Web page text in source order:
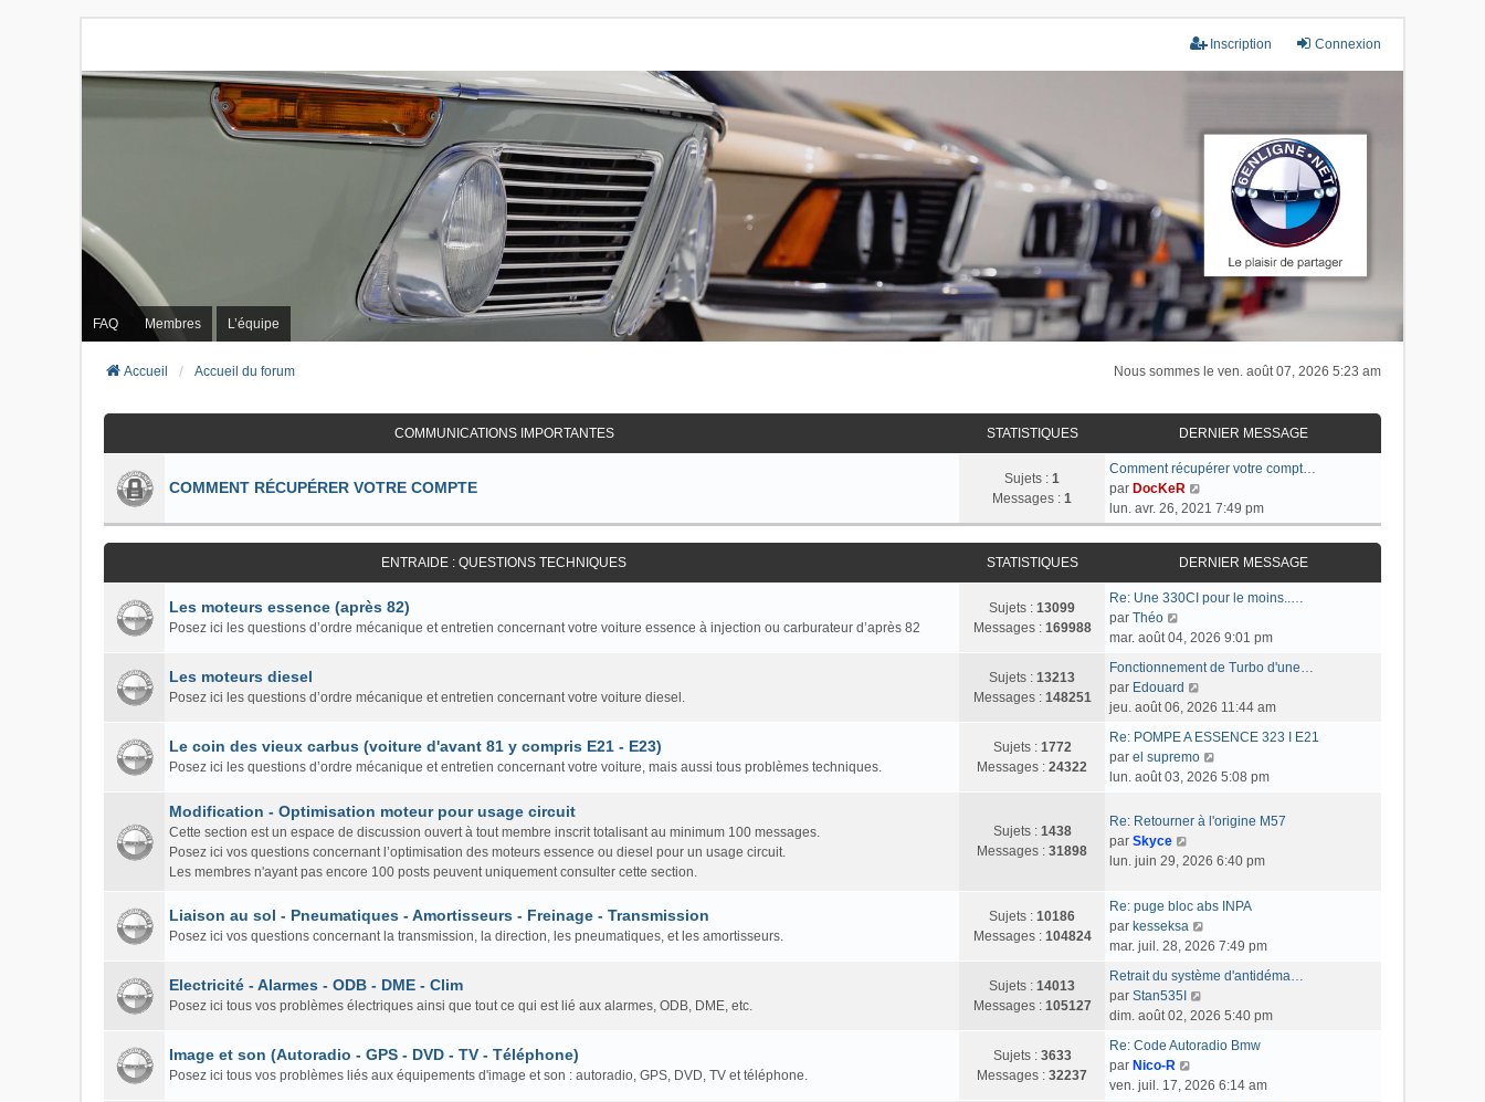
Connexion
Inscription
FAQ Membres L’équipe
Nous sommes le ven. août 07, 2026 5:23 am
Accueil Accueil du forum
COMMUNICATIONS IMPORTANTES STATISTIQUES DERNIER MESSAGE
COMMENT RÉCUPÉRER VOTRE COMPTE Sujets : 1
Messages : 1
Comment récupérer votre compt…
par DocKeR
o
n
s
u
l
t
r
l
d
r
n
i
r
e
s
a
g
lun. avr. 26, 2021 7:49 pm
ENTRAIDE : QUESTIONS TECHNIQUES STATISTIQUES DERNIER MESSAGE
Les moteurs essence (après 82)
Posez ici les questions d’ordre mécanique et entretien concernant votre voiture essence à injection ou carburateur d’après 82
Sujets : 13099
Messages : 169988
Re: Une 330CI pour le moins..…
par Théo
o
s
u
l
t
e
e
d
e
i
e
r
m
e
s
a
g
e
mar. août 04, 2026 9:01 pm
Les moteurs diesel
Posez ici les questions d’ordre mécanique et entretien concernant votre voiture diesel.
Sujets : 13213
Messages : 148251
Fonctionnement de Turbo d'une…
par Edouard
o
s
u
l
e
l
d
e
r
i
e
r
m
s
jeu. août 06, 2026 11:44 am
Le coin des vieux carbus (voiture d'avant 81 y compris E21 - E23)
Posez ici les questions d’ordre mécanique et entretien concernant votre voiture, mais aussi tous problèmes techniques.
Sujets : 1772
Messages : 24322
Re: POMPE A ESSENCE 323 I E21
par el supremo
o
s
l
r
e
d
r
i
r
lun. août 03, 2026 5:08 pm
Modification - Optimisation moteur pour usage circuit
Cette section est un espace de discussion ouvert à tout membre inscrit totalisant au minimum 100 messages.
Posez ici vos questions concernant l’optimisation des moteurs essence ou diesel pour un usage circuit.
Les membres n'ayant pas encore 100 posts peuvent uniquement consulter cette section.
Sujets : 1438
Messages : 31898
Re: Retourner à l'origine M57
par Skyce
o
s
u
l
e
r
l
e
d
e
lun. juin 29, 2026 6:40 pm
Liaison au sol - Pneumatiques - Amortisseurs - Freinage - Transmission
Posez ici vos questions concernant la transmission, la direction, les pneumatiques, et les amortisseurs.
Sujets : 10186
Messages : 104824
Re: puge bloc abs INPA
par kesseksa
o
s
l
t
r
mar. juil. 28, 2026 7:49 pm
Electricité - Alarmes - ODB - DME - Clim
Posez ici tous vos problèmes électriques ainsi que tout ce qui est lié aux alarmes, ODB, DME, etc.
Sujets : 14013
Messages : 105127
Retrait du système d'antidéma…
par Stan535I
o
s
l
dim. août 02, 2026 5:40 pm
Image et son (Autoradio - GPS - DVD - TV - Téléphone)
Posez ici tous vos problèmes liés aux équipements d'image et son : autoradio, GPS, DVD, TV et téléphone.
Sujets : 3633
Messages : 32237
Re: Code Autoradio Bmw
par Nico-R
o
ven. juil. 17, 2026 6:14 am